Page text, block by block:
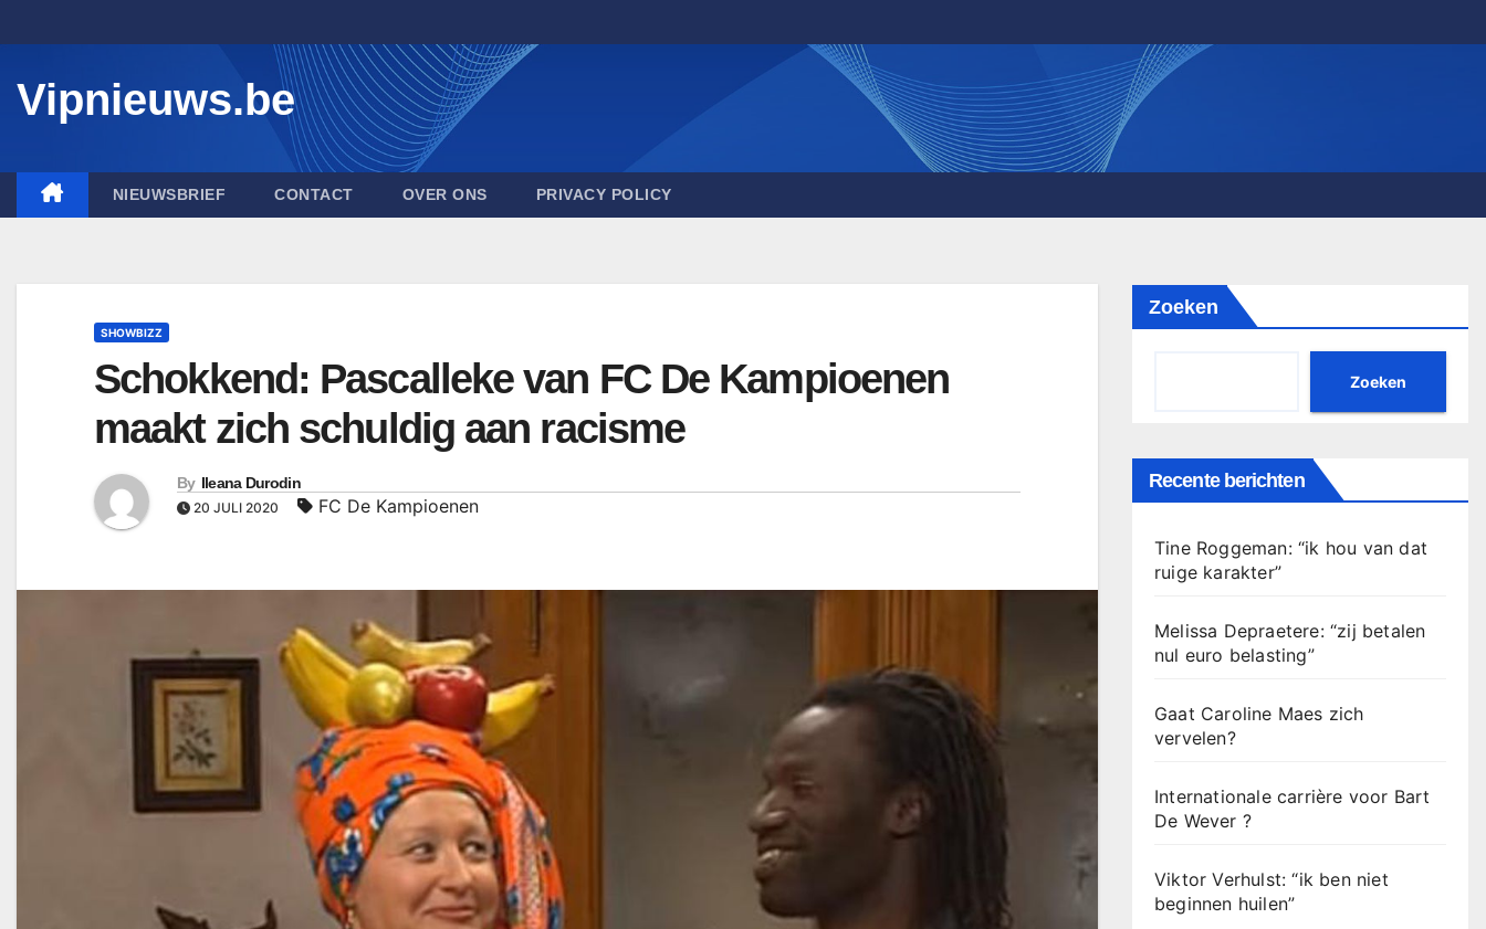
to
Vipnieuws.be
NIEUWSBRIEF CONTACT OVER ONS PRIVACY POLICY
SHOWBIZZ
Schokkend: Pascalleke van FC De Kampioenen
maakt zich schuldig aan racisme
By Ileana Durodin
20 JULI 2020 FC De Kampioenen
Zoeken
Zoeken
Recente berichten
Tine Roggeman: “ik hou van dat
ruige karakter”
Melissa Depraetere: “zij betalen
nul euro belasting”
Gaat Caroline Maes zich
vervelen?
Internationale carrière voor Bart
De Wever ?
Viktor Verhulst: “ik ben niet
beginnen huilen”